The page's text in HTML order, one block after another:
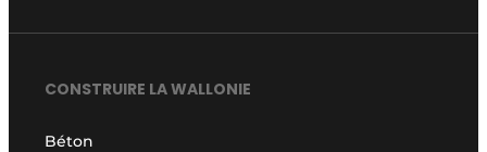
CONSTRUIRE LA WALLONIE
Béton